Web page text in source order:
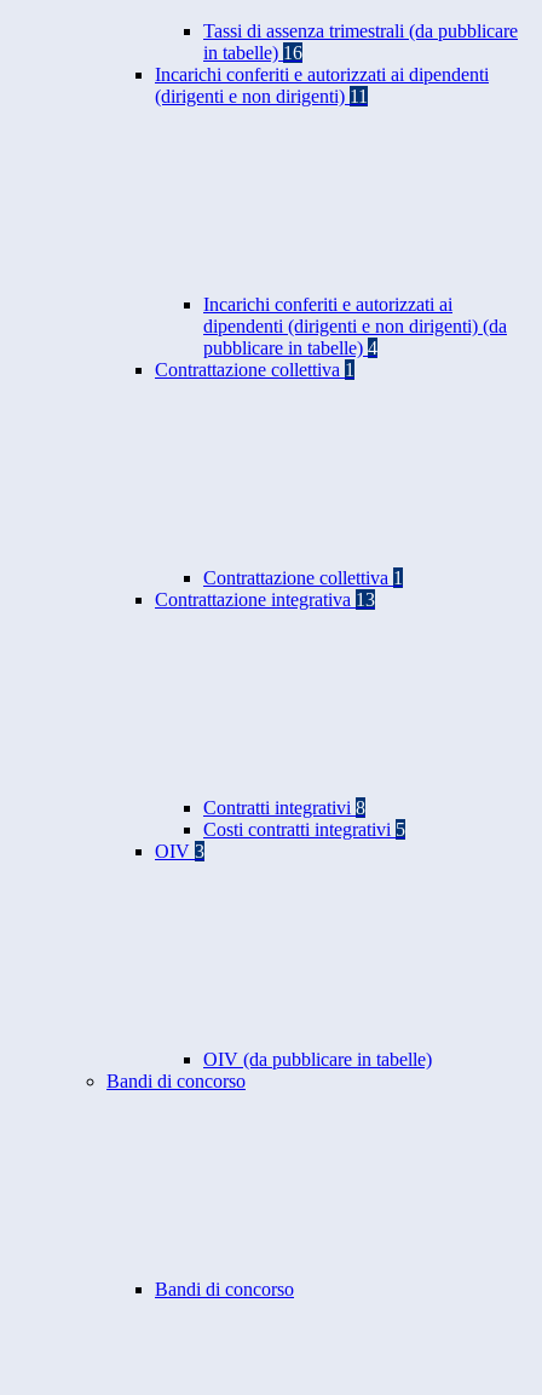
Tassi di assenza trimestrali (da pubblicare
in tabelle) 16
Incarichi conferiti e autorizzati ai dipendenti
(dirigenti e non dirigenti) 11
Incarichi conferiti e autorizzati ai
dipendenti (dirigenti e non dirigenti) (da
pubblicare in tabelle) 4
Contrattazione collettiva 1
Contrattazione collettiva 1
Contrattazione integrativa 13
Contratti integrativi 8
Costi contratti integrativi 5
OIV 3
OIV (da pubblicare in tabelle)
Bandi di concorso
Bandi di concorso